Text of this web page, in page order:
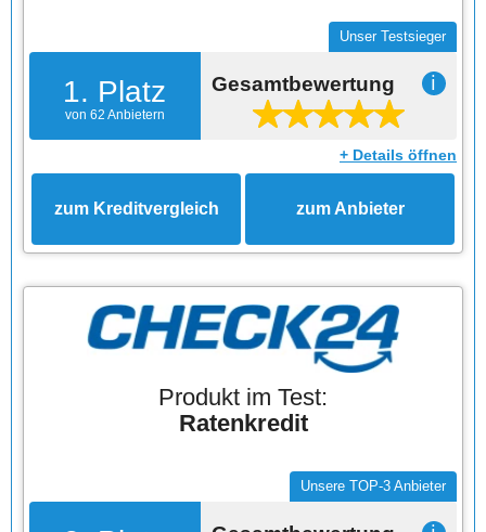
1. Platz
von 62 Anbietern
Unser Testsieger
Gesamtbewertung ℹ
+ Details öffnen
zum Kreditvergleich zum Anbieter
Produkt im Test:
Ratenkredit
Unsere TOP-3 Anbieter